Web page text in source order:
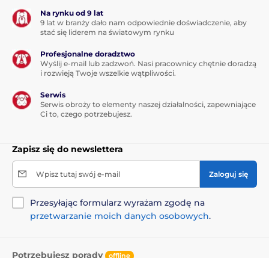
Na rynku od 9 lat
9 lat w branży dało nam odpowiednie doświadczenie, aby
stać się liderem na światowym rynku
Profesjonalne doradztwo
Wyślij e-mail lub zadzwoń. Nasi pracownicy chętnie doradzą
i rozwieją Twoje wszelkie wątpliwości.
Serwis
Serwis obroży to elementy naszej działalności, zapewniające
Ci to, czego potrzebujesz.
Zapisz się do newslettera
Wpisz tutaj swój e-mail Zaloguj się
Przesyłając formularz wyrażam zgodę na
przetwarzanie moich danych osobowych.
Potrzebujesz porady offline